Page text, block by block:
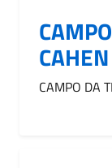
CAHEN
CAMPO DA